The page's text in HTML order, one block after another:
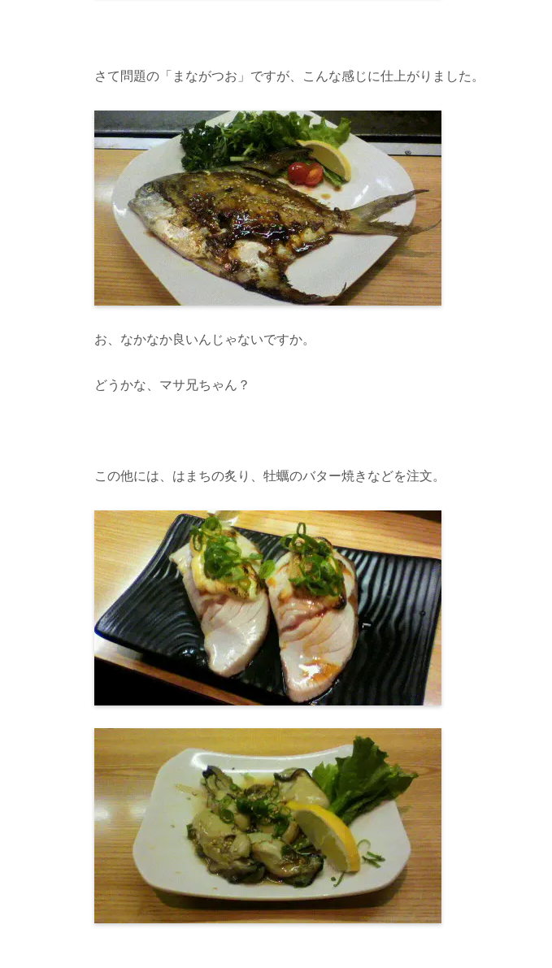
さて問題の「まながつお」ですが、こんな感じに仕上がりました。
お、なかなか良いんじゃないですか。
どうかな、マサ兄ちゃん？
この他には、はまちの炙り、牡蠣のバター焼きなどを注文。